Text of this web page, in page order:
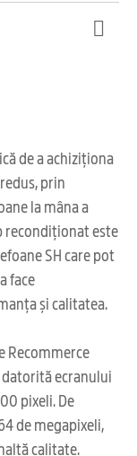
de a achiziționa
prin
la mâna a
recondiționat este
SH care pot
face
și calitatea.
Recommerce
ecranului
pixeli. De
de megapixeli,
calitate.